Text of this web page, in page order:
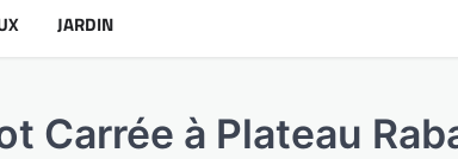
JARDIN
Carrée à Plateau